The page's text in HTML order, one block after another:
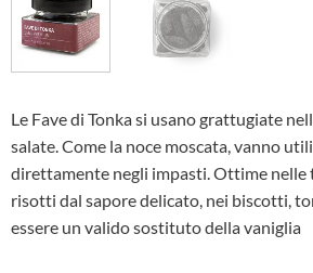
Le Fave di Tonka si usano grattugiate
salate. Come la noce moscata, vanno
direttamente negli impasti. Ottime nelle
risotti dal sapore delicato, nei biscotti,
essere un valido sostituto della vaniglia